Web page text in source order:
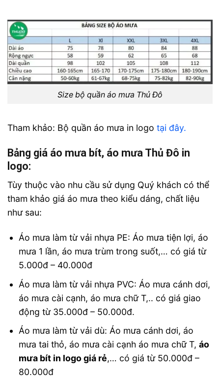
Size bộ quần áo mưa Thủ Đô
Tham khảo: Bộ quần áo mưa in logo tại đây.
Bảng giá áo mưa bít, áo mưa Thủ Đô in
logo:
Tùy thuộc vào nhu cầu sử dụng Quý khách có thể
tham khảo giá áo mưa theo kiểu dáng, chất liệu
như sau:
Áo mưa làm từ vải nhựa PE: Áo mưa tiện lợi, áo
mưa 1 lần, áo mưa trùm trong suốt,… có giá từ
5.000đ – 40.000đ
Áo mưa làm từ vải nhựa PVC: Áo mưa cánh dơi,
áo mưa cài cạnh, áo mưa chữ T,.. có giá giao
động từ 35.000đ – 50.000đ.
Áo mưa làm từ vải dù: Áo mưa cánh dơi, áo
mưa tai thỏ, áo mưa cài cạnh áo mưa chữ T,áo
mưa bít in logo giá rẻ,… có giá từ 50.000đ –
80.000đ